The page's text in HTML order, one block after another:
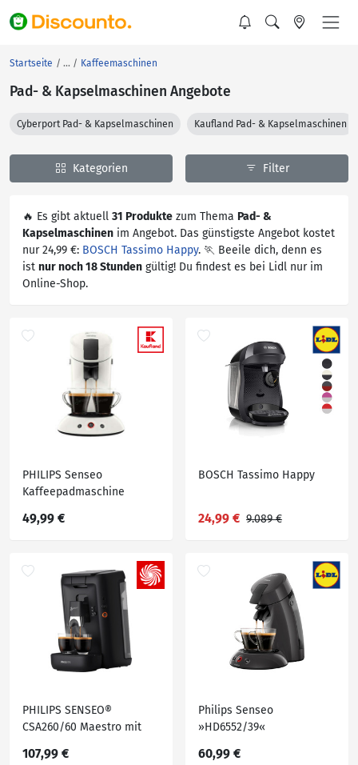
Startseite Kaffeemaschinen
Pad- & Kapselmaschinen Angebote
Cyberport Pad- & Kapselmaschinen Kaufland Pad- & Kapselmaschinen
Kategorien Filter
🔥 Es gibt aktuell 31 Produkte zum Thema Pad- &
Kapselmaschinen im Angebot. Das günstigste Angebot kostet
nur 24,99 €: BOSCH Tassimo Happy. 🏃 Beeile dich, denn es
ist nur noch 18 Stunden gültig! Du findest es bei Lidl nur im
Online-Shop.
PHILIPS Senseo
Kaffeepadmaschine
49,99 €
BOSCH Tassimo Happy
24,99 € 9.089 €
PHILIPS SENSEO®
CSA260/60 Maestro mit
Memo-Funktion, 1.2L
107,99 €
Philips Senseo
»HD6552/39«
60,99 €